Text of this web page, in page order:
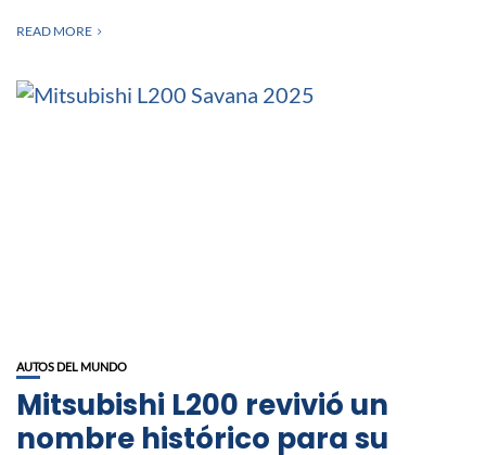
READ MORE
AUTOS DEL MUNDO
Mitsubishi L200 revivió un
nombre histórico para su